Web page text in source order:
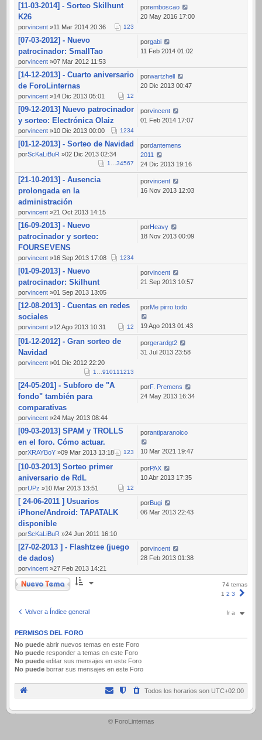
[11-03-2014] - Sorteo Skilhunt
K26
porvincent »11 Mar 2014 20:36 123
poremboscao
20 May 2016 17:00
[07-03-2012] - Nuevo
patrocinador: SmallTao
porvincent »07 Mar 2012 11:53
porgabi
11 Feb 2014 01:02
[14-12-2013] - Cuarto aniversario
de ForoLinternas
porvincent »14 Dic 2013 05:01 12
porwartzhell
20 Dic 2013 00:47
[09-12-2013] Nuevo patrocinador
y sorteo: Electrónica Olaiz
porvincent »10 Dic 2013 00:00 1234
porvincent
01 Feb 2014 17:07
[01-12-2013] - Sorteo de Navidad
porScKaLiBuR »02 Dic 2013 02:34
1 34567
pordantemens
2011
24 Dic 2013 19:16
[21-10-2013] - Ausencia
prolongada en la
administración
porvincent »21 Oct 2013 14:15
porvincent
16 Nov 2013 12:03
[16-09-2013] - Nuevo
patrocinador y sorteo:
FOURSEVENS
porvincent »16 Sep 2013 17:08 1234
porHeavy
18 Nov 2013 00:09
[01-09-2013] - Nuevo
patrocinador: Skilhunt
porvincent »01 Sep 2013 13:05
porvincent
21 Sep 2013 10:57
[12-08-2013] - Cuentas en redes
sociales
porvincent »12 Ago 2013 10:31 12
porMe pirro todo
19 Ago 2013 01:43
[01-12-2012] - Gran sorteo de
Navidad
porvincent »01 Dic 2012 22:20
1 91011 1213
porgerardgt2
31 Jul 2013 23:58
[24-05-201] - Subforo de "A
fondo" también para
comparativas
porvincent »24 May 2013 08:44
porF. Premens
24 May 2013 16:34
[09-03-2013] SPAM y TROLLS
en el foro. Cómo actuar.
porXRAYBoY »09 Mar 2013 13:18 123
porantiparanoico
10 Mar 2021 19:47
[10-03-2013] Sorteo primer
aniversario de RdL
porUPz »10 Mar 2013 13:51 12
porPAX
10 Abr 2013 17:35
[ 24-06-2011 ] Usuarios
iPhone/Android: TAPATALK
disponible
porScKaLiBuR »24 Jun 2011 16:10
porBugi
06 Mar 2013 22:43
[27-02-2013 ] - Flashtzee (juego
de dados)
porvincent »27 Feb 2013 14:21
porvincent
28 Feb 2013 01:38
Nuevo Tema
74 temas
1 2 3
Volver a Índice general Ir a
PERMISOS DEL FORO
No puede abrir nuevos temas en este Foro
No puede responder a temas en este Foro
No puede editar sus mensajes en este Foro
No puede borrar sus mensajes en este Foro
Todos los horarios son UTC+02:00
.
© ForoLinternas